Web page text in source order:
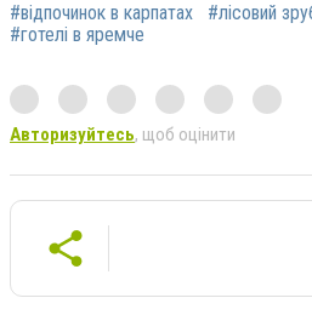
#відпочинок в карпатах
#лісовий
#готелі в яремче
Авторизуйтесь, щоб оцінити